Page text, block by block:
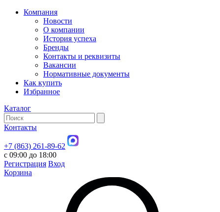
Компания
Новости
О компании
История успеха
Бренды
Контакты и реквизиты
Вакансии
Нормативные документы
Как купить
Избранное
Каталог
Контакты
+7 (863) 261-89-62
с 09:00 до 18:00
Регистрация Вход
Корзина